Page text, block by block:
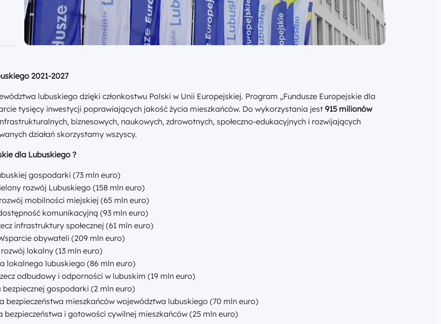
2021-2027
lubuskiego dzięki członkostwu Polski w Unii Europejskiej. Program „Fundusze Europejskie dla
tysięcy inwestycji poprawiających jakość życia mieszkańców. Do wykorzystania jest915 milionów
biznesowych, naukowych, zdrowotnych, społeczno-edukacyjnych i rozwijających
działań skorzystamy wszyscy.
dla Lubuskiego ?
gospodarki (73 mln euro)
rozwój Lubuskiego (158 mln euro)
mobilności miejskiej (65 mln euro)
komunikacyjną (93 mln euro)
infrastruktury społecznej (61 mln euro)
obywateli (209 mln euro)
lokalny (13 mln euro)
lokalnego lubuskiego (86 mln euro)
odbudowy i odporności w lubuskim (19 mln euro)
gospodarki (2 mln euro)
bezpieczeństwa mieszkańców województwa lubuskiego (70 mln euro)
bezpieczeństwa i gotowości cywilnej mieszkańców (25 mln euro)